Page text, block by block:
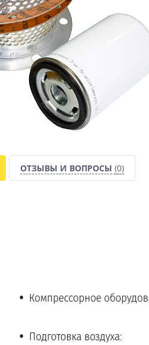
ОТЗЫВЫ И ВОПРОСЫ (0)